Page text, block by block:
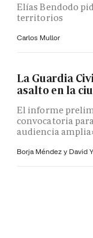
Elías Bendodo
territorios
Carlos Mullor
La Guardia
asalto en la
El informe
convocatoria
audiencia
Borja Méndez y David